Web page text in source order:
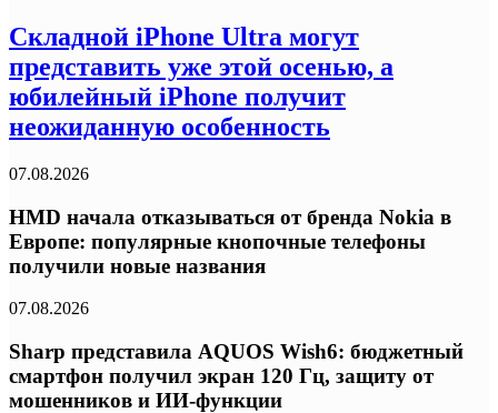
Складной iPhone Ultra могут
представить уже этой осенью, а
юбилейный iPhone получит
неожиданную особенность
07.08.2026
HMD начала отказываться от бренда Nokia в
Европе: популярные кнопочные телефоны
получили новые названия
07.08.2026
Sharp представила AQUOS Wish6: бюджетный
смартфон получил экран 120 Гц, защиту от
мошенников и ИИ-функции